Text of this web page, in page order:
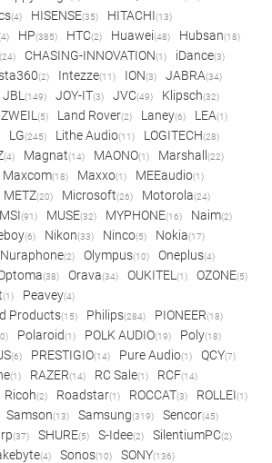
(4) HISENSE(35) HITACHI(13)
HP(385) HTC(2) Huawei(48) Hubsan(18)
(24) CHASING-INNOVATION(1) iDance(3)
(2) Intezze(11) ION(3) JABRA(34)
JBL (149) JOY-IT(3) JVC(49) Klipsch(32)
(5) Land Rover(2) Laney(6) LEA(1)
LG(245) Lithe Audio(11) LOGITECH(28)
(4) Magnat(14) MAONO(1) Marshall (22)
Maxcom(18) Maxxo(1) MEEaudio(1)
METZ(20) Microsoft(26) Motorola(24)
MSI(91) MUSE(32) MYPHONE(16) Naim(2)
(6) Nikon(33) Ninco(5) Nokia(17)
Nuraphone(2) Olympus(10) Oneplus(4)
(38) Orava(34) OUKITEL (1) OZONE(5)
(1) Peavey(4)
Products(15) Philips(284) PIONEER(18)
Polaroid(1) POLK AUDIO(19) Poly(18)
(6) PRESTIGIO(14) Pure Audio(1) QCY(7)
(1) RAZER(14) RC Sale(1) RCF(14)
Ricoh(2) Roadstar(1) ROCCAT(3) ROLLEI(1)
Samson(13) Samsung(319) Sencor(45)
(37) SHURE(5) S-Idee(2) SilentiumPC(2)
(4) Sonos(10) SONY(136)